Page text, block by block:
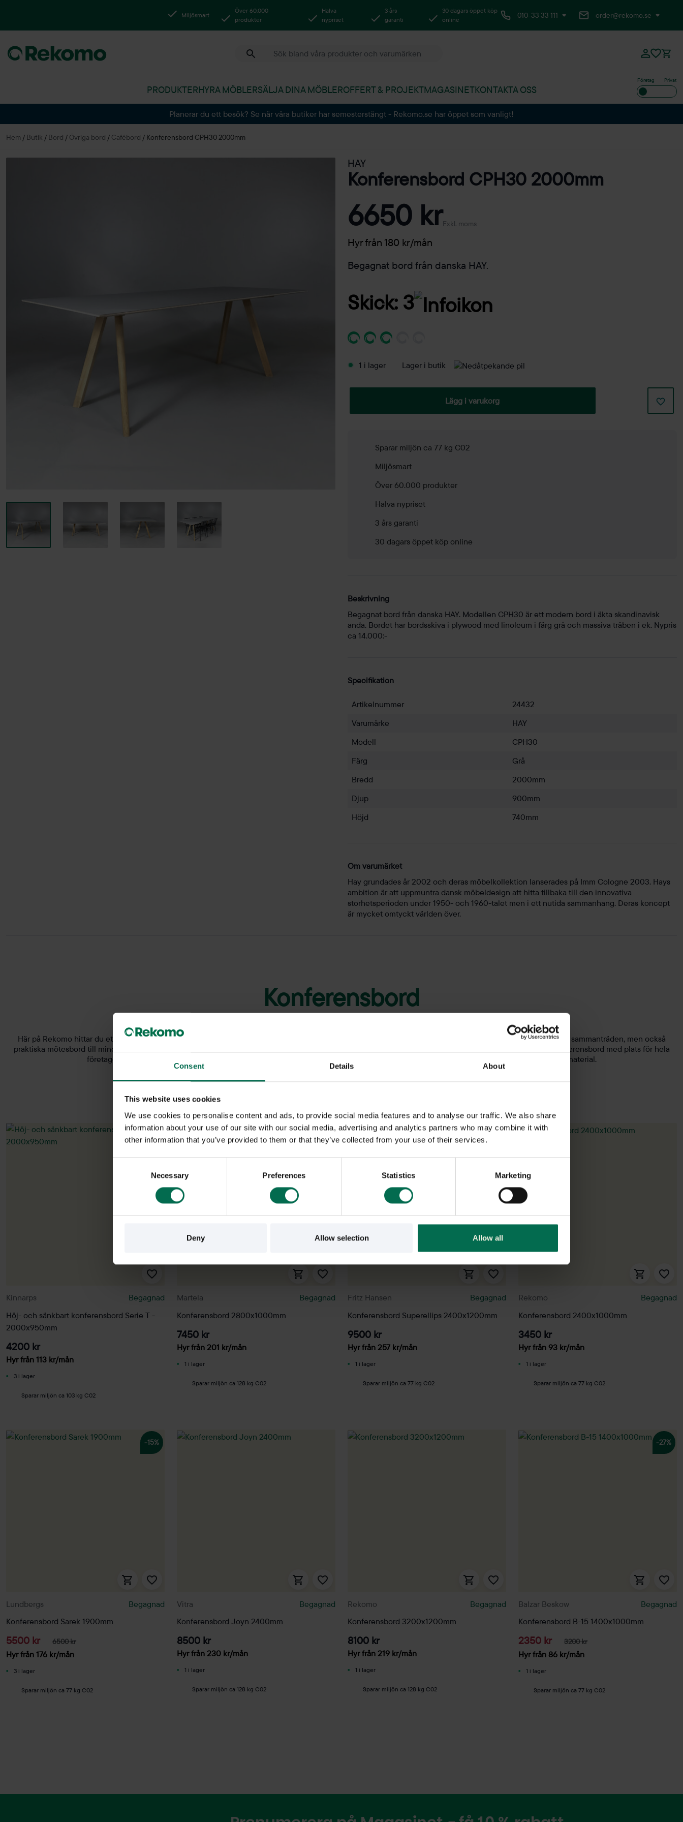
Consent Details About
This website uses cookies
We use cookies to personalise content and ads, to provide social media features and to analyse our traffic. We also share
information about your use of our site with our social media, advertising and analytics partners who may combine it with
other information that you’ve provided to them or that they’ve collected from your use of their services.
Necessary Preferences Statistics Marketing
Deny Allow selection Allow all
Miljösmart
Över 60.000
produkter
Halva
nypriset
3 års
garanti
30 dagars öppet köp
online
010-33 33 111 order@rekomo.se
PRODUKTERHYRA MÖBLERSÄLJA DINA MÖBLEROFFERT & PROJEKTMAGASINETKONTAKTA OSS
Företag Privat
Planerar du ett besök? Se när våra butiker har semesterstängt - Rekomo.se har öppet som vanligt!
Hem / Butik / Bord / Övriga bord / Cafébord / Konferensbord CPH30 2000mm
HAY
Konferensbord CPH30 2000mm
6650 krExkl. moms
Hyr från 180 kr/mån
Begagnat bord från danska HAY.
Skick: 3
1 i lager Lager i butik
Lägg i varukorg
Sparar miljön ca 77 kg C02
Miljösmart
Över 60.000 produkter
Halva nypriset
3 års garanti
30 dagars öppet köp online
Beskrivning
Begagnat bord från danska HAY. Modellen CPH30 är ett modern bord i äkta skandinavisk
anda. Bordet har bordsskiva i plywood med linoleum i färg grå och massiva träben i ek. Nypris
ca 14.000:-
Specifikation
Artikelnummer
24432
Varumärke
HAY
Modell
CPH30
Färg
Grå
Bredd
2000mm
Djup
900mm
Höjd
740mm
Om varumärket
Hay grundades år 2002 och deras möbelkollektion lanserades på Imm Cologne 2003. Hays
ambition är att uppmuntra dansk möbeldesign att hitta tillbaka till den innovativa
storhetsperioden under 1950- och 1960-talet men i ett nutida sammanhang. Deras koncept
är mycket omtyckt världen över.
Konferensbord
Här på Rekomo hittar du ett stort utbud av konferensbord till såväl det lilla som stora företaget. Vi har begagnade konferensbord som passar utmärkt till stora sammanträden, men också
praktiska mötesbord till mindre samtalsrum. Välj mellan olika smarta tillbehör och lösningar såsom el, nät och HDMI i konferensbordet. Här hittar du stora konferensbord med plats för hela
företaget till mindre mötesbord för små samtalsrum. Självklart erbjuder vi konferensbord och
i olika storlekar, färger och material.
Kinnarps
Begagnad
Höj- och sänkbart konferensbord Serie T -
2000x950mm
4200 kr
Hyr från 113 kr/mån
3 i lager
Sparar miljön ca 103 kg C02
Martela
Begagnad
Konferensbord 2800x1000mm
7450 kr
Hyr från 201 kr/mån
1 i lager
Sparar miljön ca 128 kg C02
Fritz Hansen
Begagnad
Konferensbord Superellips 2400x1200mm
9500 kr
Hyr från 257 kr/mån
1 i lager
Sparar miljön ca 77 kg C02
Rekomo
Begagnad
Konferensbord 2400x1000mm
3450 kr
Hyr från 93 kr/mån
1 i lager
Sparar miljön ca 77 kg C02
-15%
Lundbergs
Begagnad
Konferensbord Sarek 1900mm
5500 kr 6500 kr
Hyr från 176 kr/mån
3 i lager
Sparar miljön ca 77 kg C02
Vitra
Begagnad
Konferensbord Joyn 2400mm
8500 kr
Hyr från 230 kr/mån
1 i lager
Sparar miljön ca 128 kg C02
Rekomo
Begagnad
Konferensbord 3200x1200mm
8100 kr
Hyr från 219 kr/mån
1 i lager
Sparar miljön ca 128 kg C02
-27%
Balzar Beskow
Begagnad
Konferensbord B-15 1400x1000mm
2350 kr 3200 kr
Hyr från 86 kr/mån
1 i lager
Sparar miljön ca 77 kg C02